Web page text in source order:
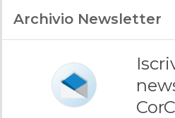
Archivio Newsletter